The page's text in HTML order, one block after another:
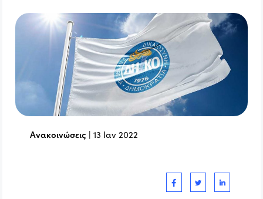
Ανακοινώσεις |13 Ιαν 2022